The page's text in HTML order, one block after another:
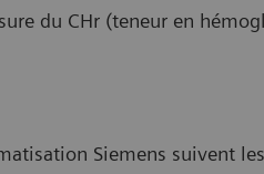
du CHr (teneur en
Siemens suivent